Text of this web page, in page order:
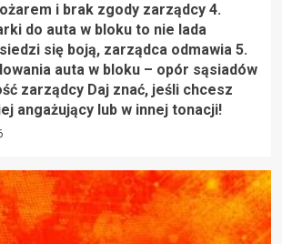
i brak zgody zarządcy 4.
do auta w bloku to nie lada
się boją, zarządca odmawia 5.
auta w bloku – opór sąsiadów
zarządcy Daj znać, jeśli chcesz
angażujący lub w innej tonacji!